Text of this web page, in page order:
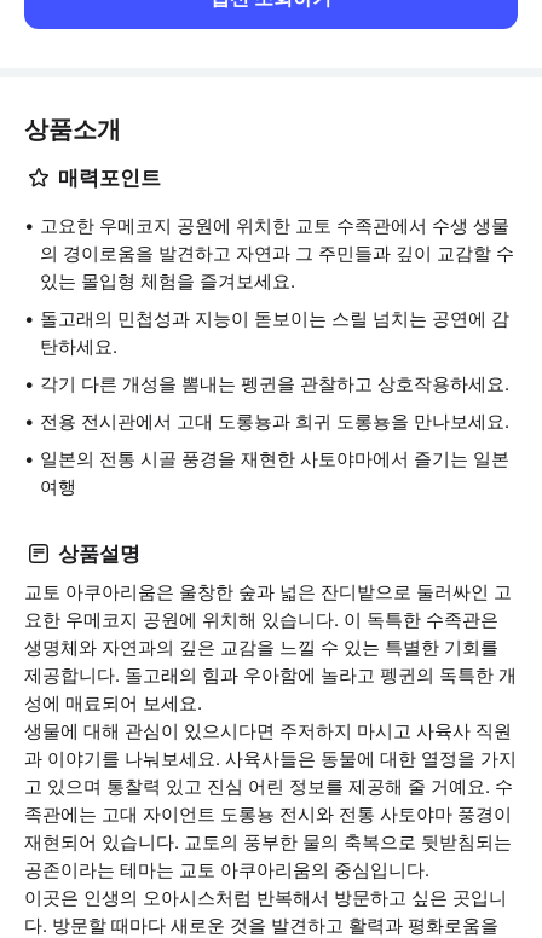
상품소개
매력포인트
고요한 우메코지 공원에 위치한 교토 수족관에서 수생 생물
의 경이로움을 발견하고 자연과 그 주민들과 깊이 교감할 수
있는 몰입형 체험을 즐겨보세요.
돌고래의 민첩성과 지능이 돋보이는 스릴 넘치는 공연에 감
탄하세요.
각기 다른 개성을 뽐내는 펭귄을 관찰하고 상호작용하세요.
전용 전시관에서 고대 도롱뇽과 희귀 도롱뇽을 만나보세요.
일본의 전통 시골 풍경을 재현한 사토야마에서 즐기는 일본
여행
상품설명
교토 아쿠아리움은 울창한 숲과 넓은 잔디밭으로 둘러싸인 고
요한 우메코지 공원에 위치해 있습니다. 이 독특한 수족관은
생명체와 자연과의 깊은 교감을 느낄 수 있는 특별한 기회를
제공합니다. 돌고래의 힘과 우아함에 놀라고 펭귄의 독특한 개
성에 매료되어 보세요.
생물에 대해 관심이 있으시다면 주저하지 마시고 사육사 직원
과 이야기를 나눠보세요. 사육사들은 동물에 대한 열정을 가지
고 있으며 통찰력 있고 진심 어린 정보를 제공해 줄 거예요. 수
족관에는 고대 자이언트 도롱뇽 전시와 전통 사토야마 풍경이
재현되어 있습니다. 교토의 풍부한 물의 축복으로 뒷받침되는
공존이라는 테마는 교토 아쿠아리움의 중심입니다.
이곳은 인생의 오아시스처럼 반복해서 방문하고 싶은 곳입니
다. 방문할 때마다 새로운 것을 발견하고 활력과 평화로움을